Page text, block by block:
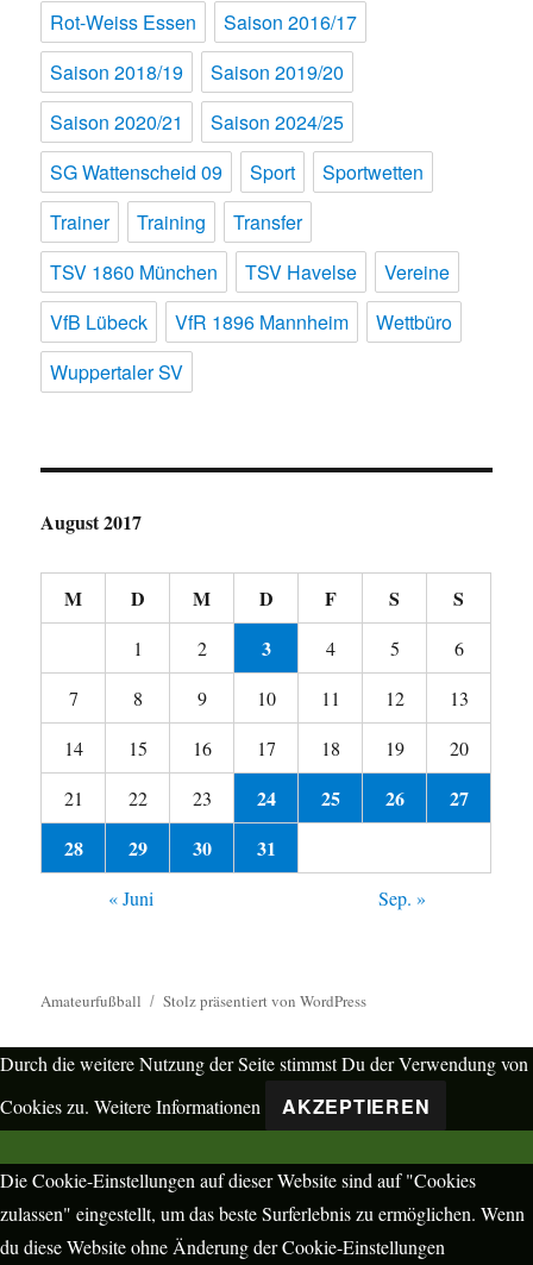
Rot-Weiss Essen
Saison 2016/17
Saison 2018/19
Saison 2019/20
Saison 2020/21
Saison 2024/25
SG Wattenscheid 09
Sport
Sportwetten
Trainer
Training
Transfer
TSV 1860 München
TSV Havelse
Vereine
VfB Lübeck
VfR 1896 Mannheim
Wettbüro
Wuppertaler SV
August 2017
M D M D F S S
1 2 3 4 5
6
7
8 9 10 11 12
13
14
15 16 17 18 19
20
21
22 23 24 25 26
27
28
29 30 31
« Juni Sep. »
Amateurfußball Stolz präsentiert von WordPress
Durch die weitere Nutzung der Seite stimmst Du der Verwendung von
Cookies zu. Weitere Informationen AKZEPTIEREN
Die Cookie-Einstellungen auf dieser Website sind auf "Cookies
zulassen" eingestellt, um das beste Surferlebnis zu ermöglichen. Wenn
du diese Website ohne Änderung der Cookie-Einstellungen